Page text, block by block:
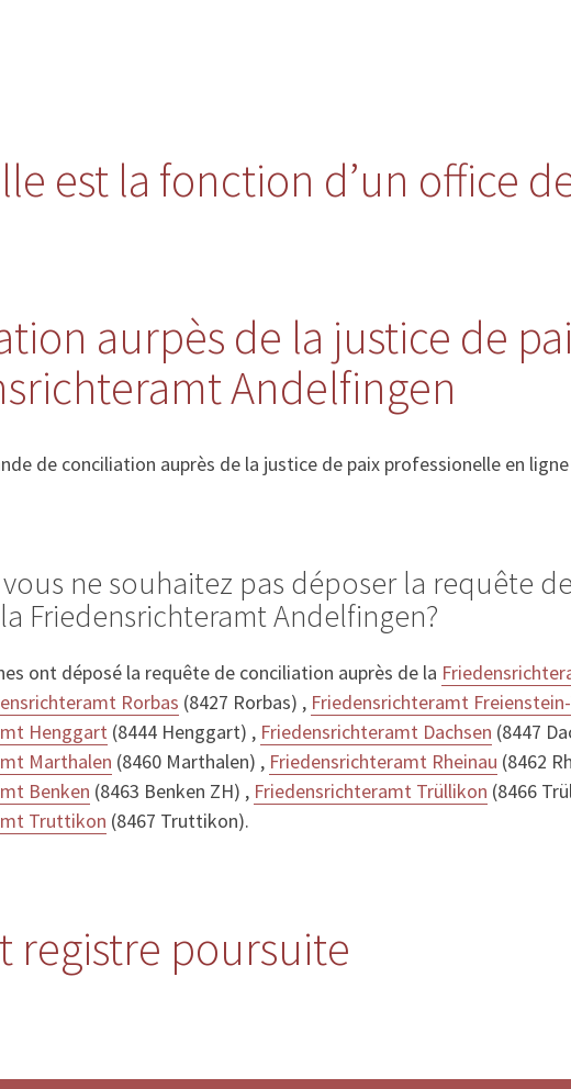
est la fonction d’un office
aurpès de la justice de
Andelfingen
de conciliation auprès de la justice de paix professionelle en
vous ne souhaitez pas déposer la requête
Friedensrichteramt Andelfingen?
ont déposé la requête de conciliation auprès de la
Rorbas (8427 Rorbas) , Friedensrichteramt
Henggart (8444 Henggart) , Friedensrichteramt Dachsen (8447
Marthalen (8460 Marthalen) , Friedensrichteramt Rheinau (8462
Benken (8463 Benken ZH) , Friedensrichteramt Trüllikon (8466
Truttikon (8467 Truttikon).
registre poursuite